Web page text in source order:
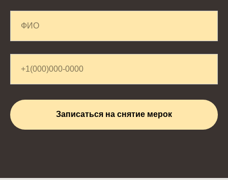
Записаться на снятие мерок